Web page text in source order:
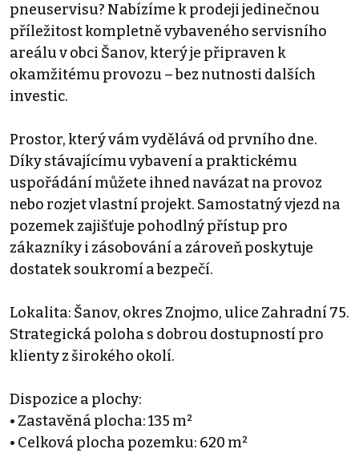
pneuservisu? Nabízíme k prodeji jedinečnou
příležitost kompletně vybaveného servisního
areálu v obci Šanov, který je připraven k
okamžitému provozu – bez nutnosti dalších
investic.
Prostor, který vám vydělává od prvního dne.
Díky stávajícímu vybavení a praktickému
uspořádání můžete ihned navázat na provoz
nebo rozjet vlastní projekt. Samostatný vjezd na
pozemek zajišťuje pohodlný přístup pro
zákazníky i zásobování a zároveň poskytuje
dostatek soukromí a bezpečí.
Lokalita: Šanov, okres Znojmo, ulice Zahradní 75.
Strategická poloha s dobrou dostupností pro
klienty z širokého okolí.
Dispozice a plochy:
• Zastavěná plocha: 135 m²
• Celková plocha pozemku: 620 m²